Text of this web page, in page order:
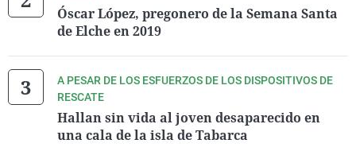
Óscar López, pregonero de la Semana Santa
de Elche en 2019
A PESAR DE LOS ESFUERZOS DE LOS DISPOSITIVOS DE
RESCATE
Hallan sin vida al joven desaparecido en
una cala de la isla de Tabarca